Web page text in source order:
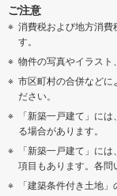
ご注意
消費税および地方消費
す。
物件の写真やイラスト
市区町村の合併などに
ださい。
「新築一戸建て」に
る場合があります。
「新築一戸建て」に
項目もあります。各問
「建築条件付き土地